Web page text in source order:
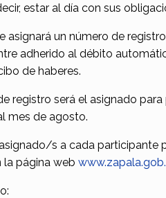
estar al día con sus
asignará un número de
adherido al débito
de haberes.
registro será el asignado
mes de agosto.
s a cada participante
página web